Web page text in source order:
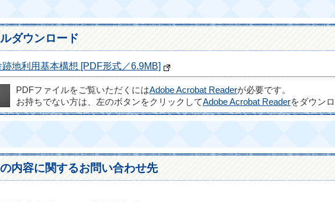
ダウンロード
地利用基本構想 [PDF形式／6.9MB]
PDFファイルをご覧いただくにはAdobe Acrobat Readerが必要です。
お持ちでない方は、左のボタンをクリックしてAdobe Acrobat Readerをダウン
内容に関するお問い合わせ先